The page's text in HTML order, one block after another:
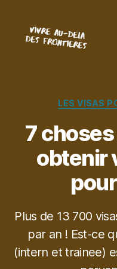
frontières
LES VISAS
7
obtenir
Plus de 13 700
par an ! Est-ce
(intern et trainee)